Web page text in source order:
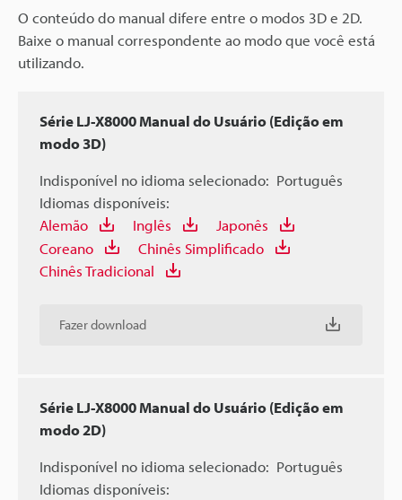
O conteúdo do manual difere entre o modos 3D e 2D.
Baixe o manual correspondente ao modo que você está
utilizando.
Série LJ-X8000 Manual do Usuário (Edição em
modo 3D)
Indisponível no idioma selecionado: Português
Idiomas disponíveis:
Alemão
Inglês
Japonês
Coreano
Chinês Simplificado
Chinês Tradicional
Fazer download
Série LJ-X8000 Manual do Usuário (Edição em
modo 2D)
Indisponível no idioma selecionado: Português
Idiomas disponíveis: